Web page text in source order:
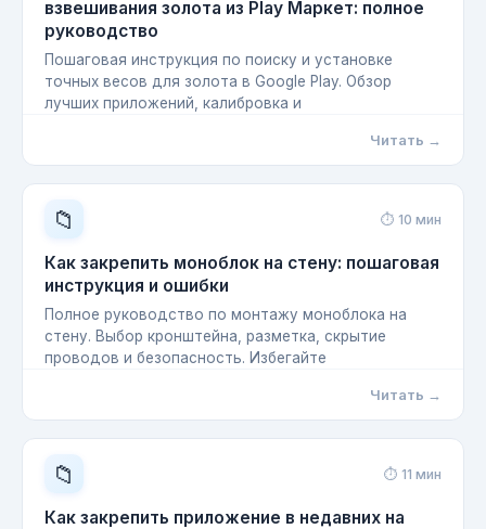
взвешивания золота из Play Маркет: полное
руководство
Пошаговая инструкция по поиску и установке
точных весов для золота в Google Play. Обзор
лучших приложений, калибровка и
Читать →
📁 ⏱ 10 мин
Как закрепить моноблок на стену: пошаговая
инструкция и ошибки
Полное руководство по монтажу моноблока на
стену. Выбор кронштейна, разметка, скрытие
проводов и безопасность. Избегайте
Читать →
📁 ⏱ 11 мин
Как закрепить приложение в недавних на